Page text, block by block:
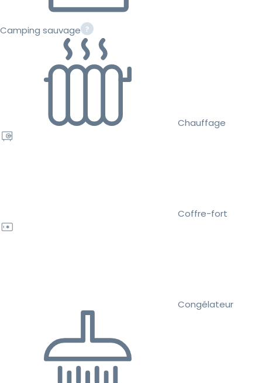
Camping sauvage
Chauffage
Coffre-fort
Congélateur